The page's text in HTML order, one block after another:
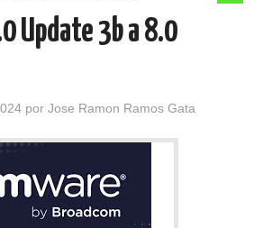
Update 3b a 8.0
porJose Ramon Ramos Gata